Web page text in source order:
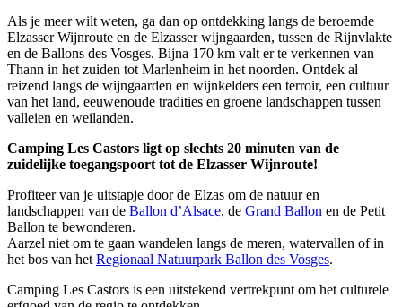
Als je meer wilt weten, ga dan op ontdekking langs de beroemde
Elzasser Wijnroute en de Elzasser wijngaarden, tussen de Rijnvlakte
en de Ballons des Vosges. Bijna 170 km valt er te verkennen van
Thann in het zuiden tot Marlenheim in het noorden. Ontdek al
reizend langs de wijngaarden en wijnkelders een terroir, een cultuur
van het land, eeuwenoude tradities en groene landschappen tussen
valleien en weilanden.
Camping Les Castors ligt op slechts 20 minuten van de
zuidelijke toegangspoort tot de Elzasser Wijnroute!
Profiteer van je uitstapje door de Elzas om de natuur en
landschappen van de Ballon d’Alsace, de Grand Ballon en de Petit
Ballon te bewonderen.
Aarzel niet om te gaan wandelen langs de meren, watervallen of in
het bos van het Regionaal Natuurpark Ballon des Vosges.
Camping Les Castors is een uitstekend vertrekpunt om het culturele